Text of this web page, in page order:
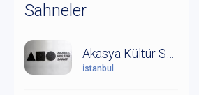
Sahneler
İstanbul